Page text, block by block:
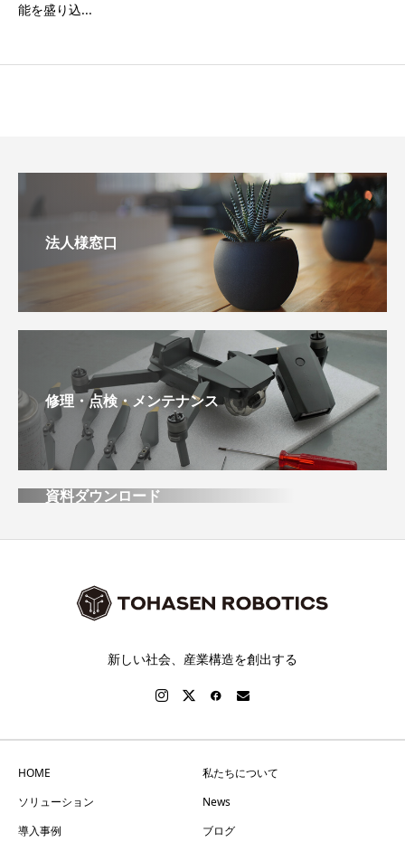
能を盛り込...
法人様窓口
修理・点検・メンテナンス
資料ダウンロード
新しい社会、産業構造を創出する
HOME
私たちについて
ソリューション
News
導入事例
ブログ